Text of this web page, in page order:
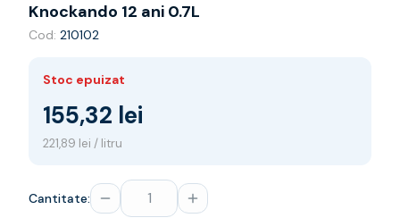
Franta
Spania
Australia
Germania
Noua Zeelanda
Prosecco
Knockando 12 ani 0.7L
Cod: 210102
Stoc epuizat
155,32 lei
221,89 lei / litru
Cantitate: